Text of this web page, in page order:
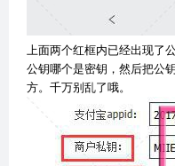
上面两个红框内已经出现了
公钥哪个是密钥，然后把公
方。千万别乱了哦。